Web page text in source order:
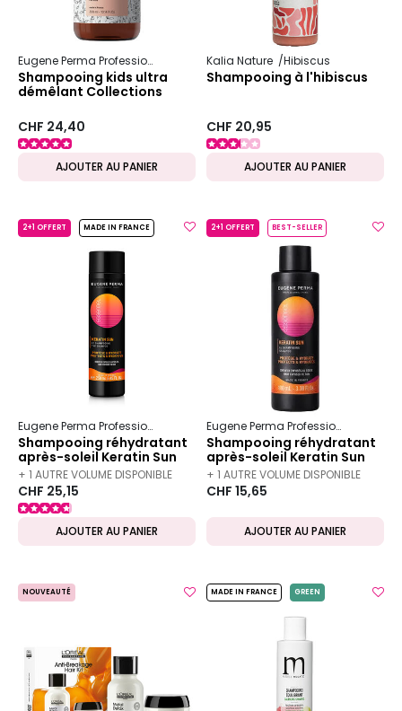
Eugene Perma Professionnel Collections Nature Kids
Shampooing kids ultra
démêlant Collections
CHF 24,40
AJOUTER AU PANIER
Kalia Nature Hibiscus
Shampooing à l'hibiscus
CHF 20,95
AJOUTER AU PANIER
2+1 OFFERT MADE IN FRANCE
Eugene Perma Professionnel Essentiel Keratin Sun
Shampooing réhydratant
après-soleil Keratin Sun
250 ml
+ 1 AUTRE VOLUME DISPONIBLE
CHF 25,15
AJOUTER AU PANIER
2+1 OFFERT BEST-SELLER
Eugene Perma Professionnel
Shampooing réhydratant
après-soleil Keratin Sun
100 ml
+ 1 AUTRE VOLUME DISPONIBLE
CHF 15,65
AJOUTER AU PANIER
NOUVEAUTÉ MADE IN FRANCE GREEN